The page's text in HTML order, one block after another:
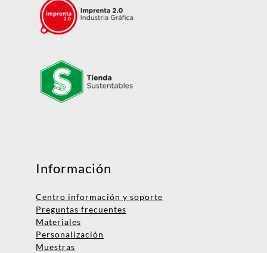
Información
Centro información y soporte
Preguntas frecuentes
Materiales
Personalización
Muestras